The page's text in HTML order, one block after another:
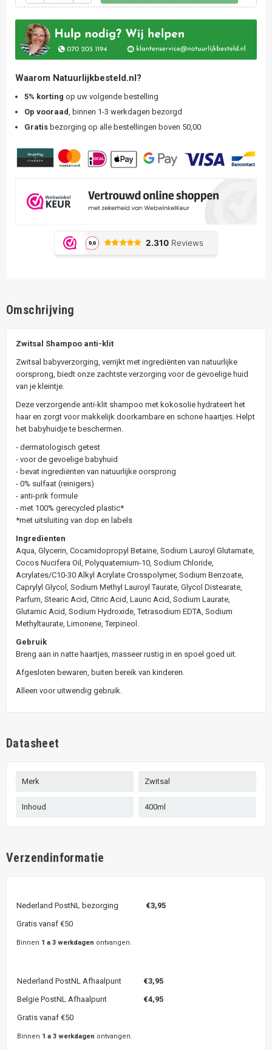
Waarom Natuurlijkbesteld.nl?
5% korting op uw volgende bestelling
Op vooraad, binnen 1-3 werkdagen bezorgd
Gratis bezorging op alle bestellingen boven 50,00
Omschrijving
Zwitsal Shampoo anti-klit
Zwitsal babyverzorging, verrijkt met ingrediënten van natuurlijke
oorsprong, biedt onze zachtste verzorging voor de gevoelige huid
van je kleintje.
Deze verzorgende anti-klit shampoo met kokosolie hydrateert het
haar en zorgt voor makkelijk doorkambare en schone haartjes. Helpt
het babyhuidje te beschermen.
- dermatologisch getest
- voor de gevoelige babyhuid
- bevat ingrediënten van natuurlijke oorsprong
- 0% sulfaat (reinigers)
- anti-prik formule
- met 100% gerecycled plastic*
*met uitsluiting van dop en labels
Ingredienten
Aqua, Glycerin, Cocamidopropyl Betaine, Sodium Lauroyl Glutamate,
Cocos Nucifera Oil, Polyquaternium-10, Sodium Chloride,
Acrylates/C10-30 Alkyl Acrylate Crosspolymer, Sodium Benzoate,
Caprylyl Glycol, Sodium Methyl Lauroyl Taurate, Glycol Distearate,
Parfum, Stearic Acid, Citric Acid, Lauric Acid, Sodium Laurate,
Glutamic Acid, Sodium Hydroxide, Tetrasodium EDTA, Sodium
Methyltaurate, Limonene, Terpineol.
Gebruik
Breng aan in natte haartjes, masseer rustig in en spoel goed uit.
Afgesloten bewaren, buiten bereik van kinderen.
Alleen voor uitwendig gebruik.
Datasheet
Merk Zwitsal
Inhoud 400ml
Verzendinformatie
Nederland PostNL bezorging €3,95
Gratis vanaf €50
Binnen 1 a 3 werkdagen ontvangen.
Nederland PostNL Afhaalpunt €3,95
Belgie PostNL Afhaalpunt
€4,95
Gratis vanaf €50
Binnen 1 a 3 werkdagen ontvangen.